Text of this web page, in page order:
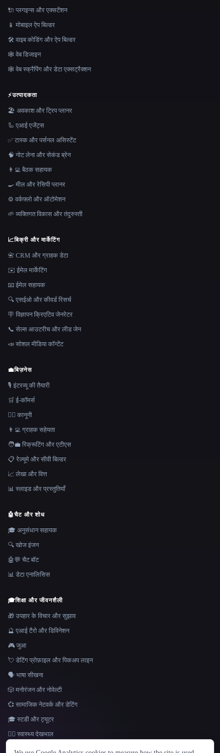
भाषा
🔌 प्लगइन्स और एक्सटेंशन
📱 मोबाइल ऐप बिल्डर
🛠️ वाइब कोडिंग और ऐप बिल्डर
🕸 वेब डिजाइन
🕸️ वेब स्क्रैपिंग और डेटा एक्सट्रैक्शन
⚡उत्पादकता
🏖 अवकाश और ट्रिप प्लानर
🦾 एआई एजेंट्स
✅ टास्क और पर्सनल असिस्टेंट
🧠 नोट लेना और सेकंड ब्रेन
👨‍💻 बैठक सहायक
🍳 मील और रेसिपी प्लानर
⚙️ वर्कफ़्लो और ऑटोमेशन
🌱 व्यक्तिगत विकास और तंदुरुस्ती
📈बिक्री और मार्केटिंग
📇 CRM और ग्राहक डेटा
✉️ ईमेल मार्केटिंग
📧 ईमेल सहायक
🔍 एसईओ और कीवर्ड रिसर्च
🪧 विज्ञापन क्रिएटिव जेनरेटर
📞 सेल्स आउटरीच और लीड जेन
📣 सोशल मीडिया कॉन्टेंट
💼बिज़नेस
🎙️ इंटरव्यू की तैयारी
🛒 ई-कॉमर्स
👩‍⚖️ कानूनी
👨‍💻 ग्राहक सहेयता
🧑‍💼 रिक्रूटिंग और एटीएस
📋 रेज़्यूमे और सीवी बिल्डर
📈 लेखा और वित्त
📊 स्लाइड और प्रस्तुतियाँ
🤖चैट और शोध
🎓 अनुसंधान सहायक
🔍 खोज इंजन
🤖💬 चैट बॉट
📊 डेटा एनालिसिस
🎓शिक्षा और जीवनशैली
🎁 उपहार के विचार और सुझाव
🔮 एआई टैरो और डिविनेशन
🎮 जुआ
💘 डेटिंग प्रोफ़ाइल और पिकअप लाइन
🗣️ भाषा सीखना
🎲 मनोरंजन और नोवेल्टी
💞 सामाजिक नेटवर्क और डेटिंग
🎓 स्टडी और ट्यूटर
👩‍⚕️ स्वास्थ्य देखभाल